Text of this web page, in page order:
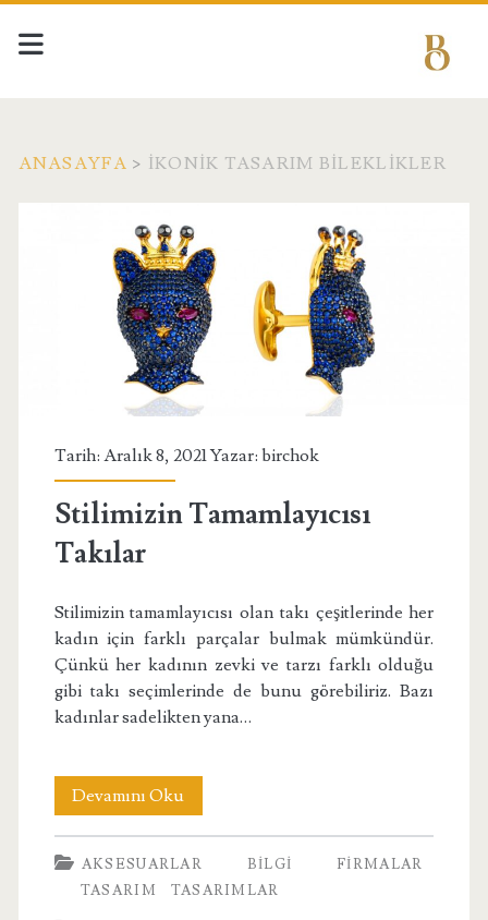
ANASAYFA > IKONIK TASARIM BILEKLIKLER
Etiket:
<span>ikonik
tasarım
bileklikler</span>
Tarih: Aralık 8, 2021 Yazar: birchok
Stilimizin Tamamlayıcısı
Takılar
Stilimizin tamamlayıcısı olan takı çeşitlerinde her
kadın için farklı parçalar bulmak mümkündür.
Çünkü her kadının zevki ve tarzı farklı olduğu
gibi takı seçimlerinde de bunu görebiliriz. Bazı
kadınlar sadelikten yana…
Devamını OkuStilimizin
Tamamlayıcısı
Takılar
AKSESUARLAR BILGI
FIRMALAR
TASARIM
TASARIMLAR